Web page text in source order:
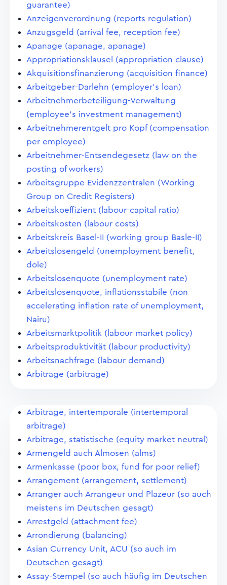
guarantee)
Anzeigenverordnung (reports regulation)
Anzugsgeld (arrival fee, reception fee)
Apanage (apanage, apanage)
Appropriationsklausel (appropriation clause)
Akquisitionsfinanzierung (acquisition finance)
Arbeitgeber-Darlehn (employer's loan)
Arbeitnehmerbeteiligung-Verwaltung
(employee's investment management)
Arbeitnehmerentgelt pro Kopf (compensation
per employee)
Arbeitnehmer-Entsendegesetz (law on the
posting of workers)
Arbeitsgruppe Evidenzzentralen (Working
Group on Credit Registers)
Arbeitskoeffizient (labour-capital ratio)
Arbeitskosten (labour costs)
Arbeitskreis Basel-II (working group Basle-II)
Arbeitslosengeld (unemployment benefit,
dole)
Arbeitslosenquote (unemployment rate)
Arbeitslosenquote, inflationsstabile (non-
accelerating inflation rate of unemployment,
Nairu)
Arbeitsmarktpolitik (labour market policy)
Arbeitsproduktivität (labour productivity)
Arbeitsnachfrage (labour demand)
Arbitrage (arbitrage)
Arbitrage, intertemporale (intertemporal
arbitrage)
Arbitrage, statistische (equity market neutral)
Armengeld auch Almosen (alms)
Armenkasse (poor box, fund for poor relief)
Arrangement (arrangement, settlement)
Arranger auch Arrangeur und Plazeur (so auch
meistens im Deutschen gesagt)
Arrestgeld (attachment fee)
Arrondierung (balancing)
Asian Currency Unit, ACU (so auch im
Deutschen gesagt)
Assay-Stempel (so auch häufig im Deutschen